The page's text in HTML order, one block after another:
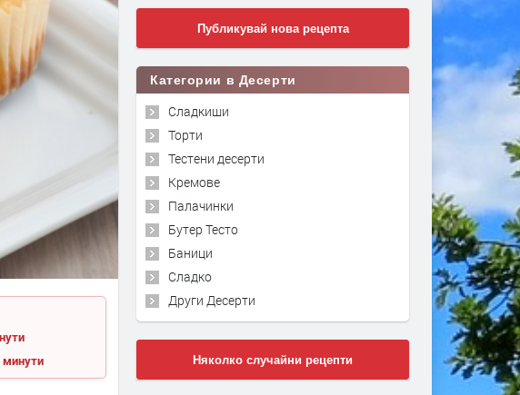
минути
Публикувай нова рецепта
Категории в Десерти
Сладкиши
Торти
Тестени десерти
Кремове
Палачинки
Бутер Тесто
Баници
Сладко
Други Десерти
Няколко случайни рецепти